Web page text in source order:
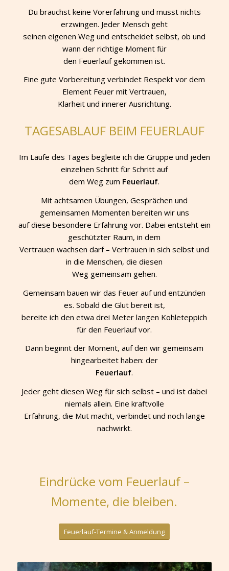
Du brauchst keine Vorerfahrung und musst nichts
erzwingen. Jeder Mensch geht
seinen eigenen Weg und entscheidet selbst, ob und
wann der richtige Moment für
den Feuerlauf gekommen ist.
Eine gute Vorbereitung verbindet Respekt vor dem
Element Feuer mit Vertrauen,
Klarheit und innerer Ausrichtung.
TAGESABLAUF BEIM FEUERLAUF
Im Laufe des Tages begleite ich die Gruppe und jeden
einzelnen Schritt für Schritt auf
dem Weg zum Feuerlauf.
Mit achtsamen Übungen, Gesprächen und
gemeinsamen Momenten bereiten wir uns
auf diese besondere Erfahrung vor. Dabei entsteht ein
geschützter Raum, in dem
Vertrauen wachsen darf – Vertrauen in sich selbst und
in die Menschen, die diesen
Weg gemeinsam gehen.
Gemeinsam bauen wir das Feuer auf und entzünden
es. Sobald die Glut bereit ist,
bereite ich den etwa drei Meter langen Kohleteppich
für den Feuerlauf vor.
Dann beginnt der Moment, auf den wir gemeinsam
hingearbeitet haben: der
Feuerlauf.
Jeder geht diesen Weg für sich selbst – und ist dabei
niemals allein. Eine kraftvolle
Erfahrung, die Mut macht, verbindet und noch lange
nachwirkt.
Eindrücke vom Feuerlauf –
Momente, die bleiben.
Feuerlauf-Termine & Anmeldung